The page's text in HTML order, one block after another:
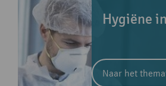
Hygiëne
Naar het